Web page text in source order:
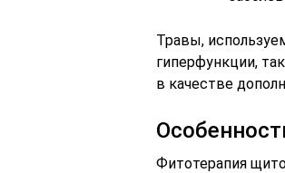
Травы,
гиперфункции,
в качестве
Фитотерапия